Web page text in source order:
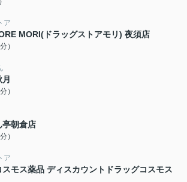
ア
MORI(ドラッグストアモリ) 夜須店
）
）
亭朝倉店
）
ア
モス薬品 ディスカウントドラッグコスモス